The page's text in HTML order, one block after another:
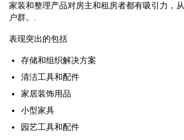
家装和整理产品对房主和租房者都有吸引力，
户群。.
表现突出的包括
存储和组织解决方案
清洁工具和配件
家居装饰用品
小型家具
园艺工具和配件